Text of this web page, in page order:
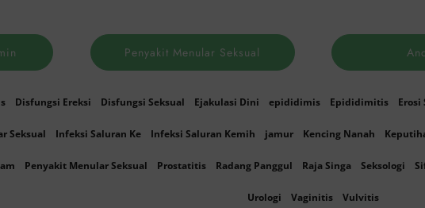
Penyakit Menular Seksual
Disfungsi Ereksi Disfungsi Seksual Ejakulasi Dini epididimis Epididimitis Erosi
Seksual Infeksi Saluran Ke Infeksi Saluran Kemih jamur Kencing Nanah
Penyakit Menular Seksual Prostatitis Radang Panggul Raja Singa Seksologi
Urologi Vaginitis Vulvitis